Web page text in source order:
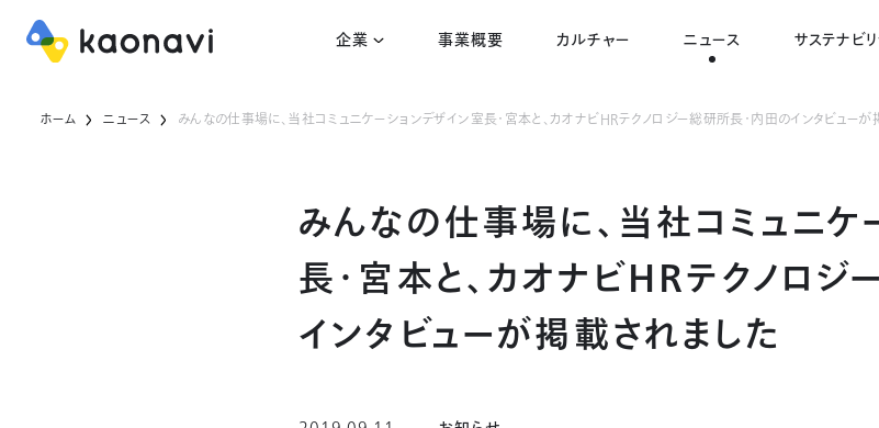
企業 事業概要 カルチャー ニュース サステナビ
ホーム ニュース みんなの仕事場に、当社コミュニケーションデザイン室長・宮本と、カオナビHRテクノロジー総研所長・内田のインタビューが
みんなの仕事場に、当社コミュニケ
長・宮本と、カオナビHRテクノロ
インタビューが掲載されました